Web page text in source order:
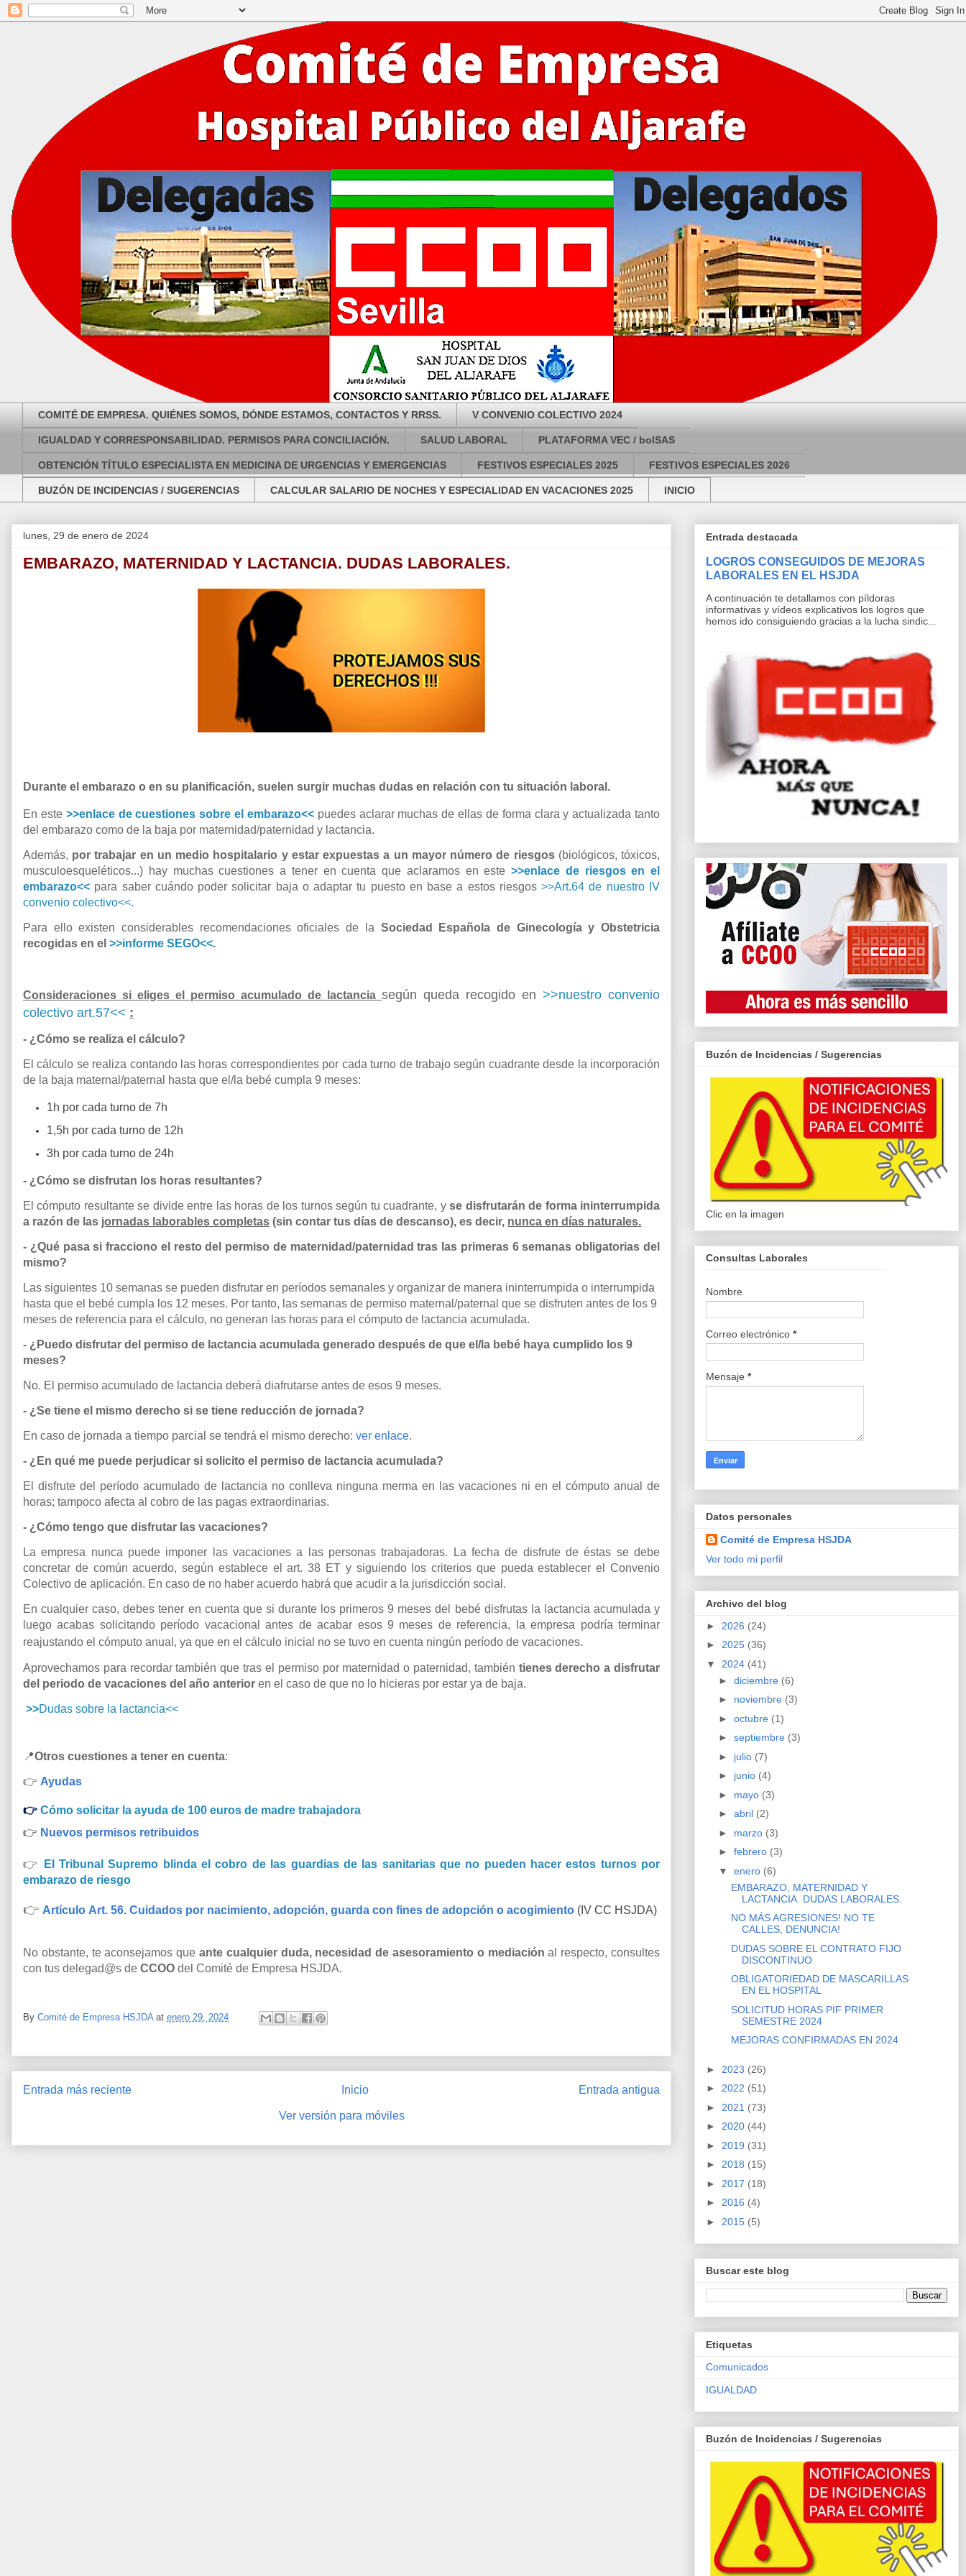
COMITÉ DE EMPRESA. QUIÉNES SOMOS, DÓNDE ESTAMOS, CONTACTOS Y RRSS. V CONVENIO COLECTIVO 2024
IGUALDAD Y CORRESPONSABILIDAD. PERMISOS PARA CONCILIACIÓN. SALUD LABORAL PLATAFORMA VEC / bolSAS
OBTENCIÓN TÍTULO ESPECIALISTA EN MEDICINA DE URGENCIAS Y EMERGENCIAS FESTIVOS ESPECIALES 2025 FESTIVOS ESPECIALES 2026
BUZÓN DE INCIDENCIAS / SUGERENCIAS CALCULAR SALARIO DE NOCHES Y ESPECIALIDAD EN VACACIONES 2025 INICIO
lunes, 29 de enero de 2024
EMBARAZO, MATERNIDAD Y LACTANCIA. DUDAS LABORALES.
Durante el embarazo o en su planificación, suelen surgir muchas dudas en relación con tu situación laboral.
En este >>enlace de cuestiones sobre el embarazo<<puedes aclarar muchas de ellas de forma clara y actualizada tanto
del embarazo como de la baja por maternidad/paternidad y lactancia.
Además, por trabajar en un medio hospitalario y estar expuestas a un mayor número de riesgos (biológicos, tóxicos,
musculoesqueléticos...) hay muchas cuestiones a tener en cuenta que aclaramos en este >>enlace de riesgos en el
embarazo<< para saber cuándo poder solicitar baja o adaptar tu puesto en base a estos riesgos>>Art.64 de nuestro IV
convenio colectivo<<.
Para ello existen considerables recomendaciones oficiales de la Sociedad Española de Ginecología y Obstetricia
recogidas en el >>informe SEGO<<.
Consideraciones si eliges el permiso acumulado de lactancia según queda recogido en >>nuestro convenio
colectivo art.57<< :
- ¿Cómo se realiza el cálculo?
El cálculo se realiza contando las horas correspondientes por cada turno de trabajo según cuadrante desde la incorporación
de la baja maternal/paternal hasta que el/la bebé cumpla 9 meses:
1h por cada turno de 7h
1,5h por cada turno de 12h
3h por cada turno de 24h
- ¿Cómo se disfrutan los horas resultantes?
El cómputo resultante se divide entre las horas de los turnos según tu cuadrante, yse disfrutarán de forma ininterrumpida
a razón de las jornadas laborables completas (sin contar tus días de descanso), es decir, nunca en días naturales.
- ¿Qué pasa si fracciono el resto del permiso de maternidad/paternidad tras las primeras 6 semanas obligatorias del
mismo?
Las siguientes 10 semanas se pueden disfrutar en períodos semanales y organizar de manera ininterrumpida o interrumpida
hasta que el bebé cumpla los 12 meses. Por tanto, las semanas de permiso maternal/paternal que se disfruten antes de los 9
meses de referencia para el cálculo, no generan las horas para el cómputo de lactancia acumulada.
- ¿Puedo disfrutar del permiso de lactancia acumulada generado después de que el/la bebé haya cumplido los 9
meses?
No. El permiso acumulado de lactancia deberá diafrutarse antes de esos 9 meses.
- ¿Se tiene el mismo derecho si se tiene reducción de jornada?
En caso de jornada a tiempo parcial se tendrá el mismo derecho: ver enlace.
- ¿En qué me puede perjudicar si solicito el permiso de lactancia acumulada?
El disfrute del período acumulado de lactancia no conlleva ninguna merma en las vacaciones ni en el cómputo anual de
horas; tampoco afecta al cobro de las pagas extraordinarias.
- ¿Cómo tengo que disfrutar las vacaciones?
La empresa nunca puede imponer las vacaciones a las personas trabajadoras. La fecha de disfrute de éstas se debe
concretar de común acuerdo, según establece el art. 38 ET y siguiendo los criterios que pueda establecer el Convenio
Colectivo de aplicación. En caso de no haber acuerdo habrá que acudir a la jurisdicción social.
En cualquier caso, debes tener en cuenta que si durante los primeros 9 meses del bebé disfrutas la lactancia acumulada y
luego acabas solicitando período vacacional antes de acabar esos 9 meses de referencia, la empresa podría terminar
reajustando el cómputo anual, ya que en el cálculo inicial no se tuvo en cuenta ningún período de vacaciones.
Aprovechamos para recordar también que tras el permiso por maternidad o paternidad, también tienes derecho a disfrutar
del periodo de vacaciones del año anterior en el caso de que no lo hicieras por estar ya de baja.
>>Dudas sobre la lactancia<<
📍Otros cuestiones a tener en cuenta:
👉 Ayudas
👉 Cómo solicitar la ayuda de 100 euros de madre trabajadora
👉 Nuevos permisos retribuidos
👉
El Tribunal Supremo blinda el cobro de las guardias de las sanitarias que no pueden hacer estos turnos por
embarazo de riesgo
👉 Artículo Art. 56. Cuidados por nacimiento, adopción, guarda con fines de adopción o acogimiento (IV CC HSJDA)
No obstante, te aconsejamos que ante cualquier duda, necesidad de asesoramiento o mediación al respecto, consultes
con tus delegad@s de CCOO del Comité de Empresa HSJDA.
By Comité de Empresa HSJDA at enero 29, 2024
Entrada más reciente Entrada antigua
Inicio
Ver versión para móviles
Entrada destacada
LOGROS CONSEGUIDOS DE MEJORAS
LABORALES EN EL HSJDA
A continuación te detallamos con píldoras
informativas y vídeos explicativos los logros que
hemos ido consiguiendo gracias a la lucha sindic...
Buzón de Incidencias / Sugerencias
Clic en la imagen
Consultas Laborales
Nombre
Correo electrónico *
Mensaje *
Datos personales
Comité de Empresa HSJDA
Ver todo mi perfil
Archivo del blog
► 2026 (24)
► 2025 (36)
▼ 2024 (41)
► diciembre (6)
► noviembre (3)
► octubre (1)
► septiembre (3)
► julio (7)
► junio (4)
► mayo (3)
► abril (2)
► marzo (3)
► febrero (3)
▼ enero (6)
EMBARAZO, MATERNIDAD Y
LACTANCIA. DUDAS LABORALES.
NO MÁS AGRESIONES! NO TE
CALLES, DENUNCIA!
DUDAS SOBRE EL CONTRATO FIJO
DISCONTINUO
OBLIGATORIEDAD DE MASCARILLAS
EN EL HOSPITAL
SOLICITUD HORAS PIF PRIMER
SEMESTRE 2024
MEJORAS CONFIRMADAS EN 2024
► 2023 (26)
► 2022 (51)
► 2021 (73)
► 2020 (44)
► 2019 (31)
► 2018 (15)
► 2017 (18)
► 2016 (4)
► 2015 (5)
Buscar este blog
Etiquetas
Comunicados
IGUALDAD
Buzón de Incidencias / Sugerencias